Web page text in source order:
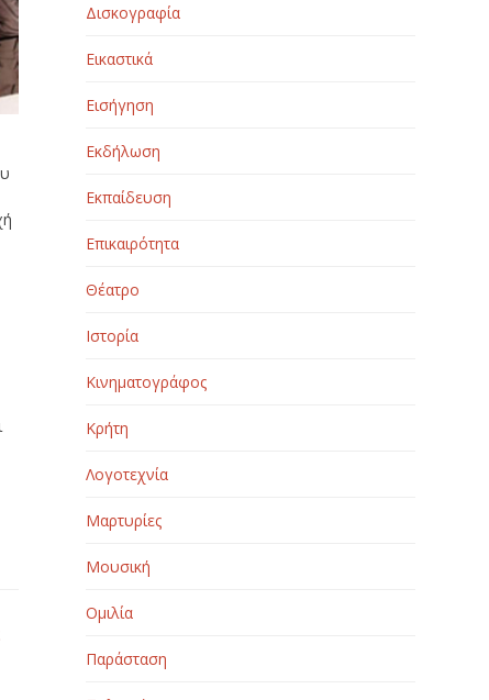
Δισκογραφία
Εικαστικά
Εισήγηση
Εκδήλωση
Εκπαίδευση
Επικαιρότητα
Θέατρο
Ιστορία
Κινηματογράφος
Κρήτη
Λογοτεχνία
Μαρτυρίες
Μουσική
Ομιλία
Παράσταση